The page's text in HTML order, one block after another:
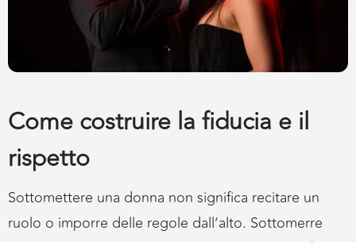
Come costruire la fiducia e il
rispetto
Sottomettere una donna non significa recitare un
ruolo o imporre delle regole dall’alto. Sottomerre